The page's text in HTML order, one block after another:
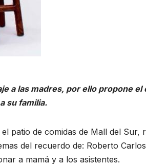
a las madres, por ello propone el
su familia.
patio de comidas de Mall del Sur,
del recuerdo de: Roberto
a mamá y a los asistentes.